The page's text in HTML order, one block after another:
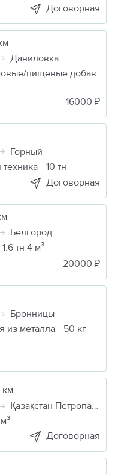
Договорная
Даниловка
пищевые добав
16000 ₽
Горный
10 тн
Договорная
Белгород
1.6 тн 4 м³
20000 ₽
Бронницы
из металла
50 кг
км
Қазақстан Петропавловск
Договорная